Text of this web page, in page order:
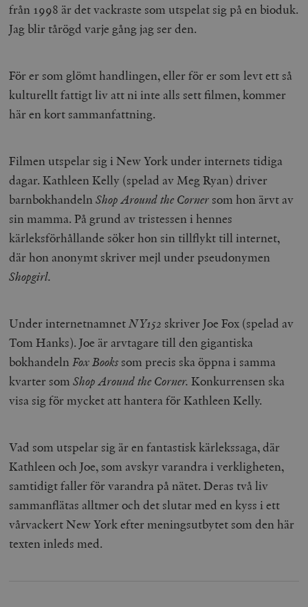
från 1998 är det vackraste som utspelat sig på en bioduk.
Jag blir tårögd varje gång jag ser den.
För er som glömt handlingen, eller för er som levt ett så
kulturellt fattigt liv att ni inte alls sett filmen, kommer
här en kort sammanfattning.
Filmen utspelar sig i New York under internets tidiga
dagar. Kathleen Kelly (spelad av Meg Ryan) driver
barnbokhandelnShop Around the Corner som hon ärvt av
sin mamma. På grund av tristessen i hennes
kärleksförhållande söker hon sin tillflykt till internet,
där hon anonymt skriver mejl under pseudonymen
Shopgirl.
Under internetnamnetNY152 skriver Joe Fox (spelad av
Tom Hanks). Joe är arvtagare till den gigantiska
bokhandelnFox Books som precis ska öppna i samma
kvarter somShop Around the Corner.Konkurrensen ska
visa sig för mycket att hantera för Kathleen Kelly.
Vad som utspelar sig är en fantastisk kärlekssaga, där
Kathleen och Joe, som avskyr varandra i verkligheten,
samtidigt faller för varandra på nätet. Deras två liv
sammanflätas alltmer och det slutar med en kyss i ett
vårvackert New York efter meningsutbytet som den här
texten inleds med.